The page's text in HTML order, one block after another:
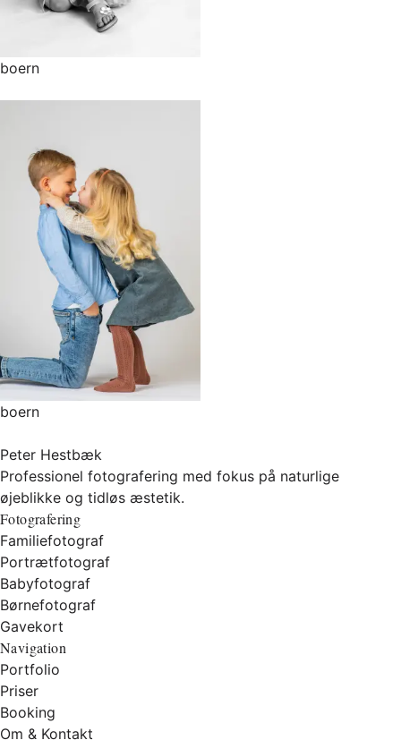
boern
boern
Peter Hestbæk
Professionel fotografering med fokus på naturlige
øjeblikke og tidløs æstetik.
Fotografering
Familiefotograf
Portrætfotograf
Babyfotograf
Børnefotograf
Gavekort
Navigation
Portfolio
Priser
Booking
Om & Kontakt